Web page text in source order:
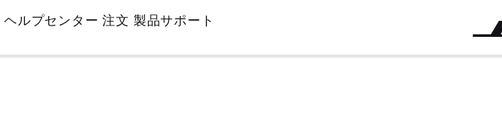
Skip
Main
ヘルプセンター 注文 製品サポート